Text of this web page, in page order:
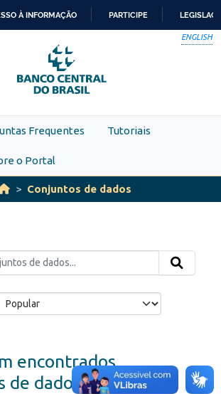
PARA
O
CONTEÚDO
À INFORMAÇÃO PARTICIPE
ENGLISH
Frequentes Tutoriais
o Portal
Conjuntos de dados
encontrados
de dados